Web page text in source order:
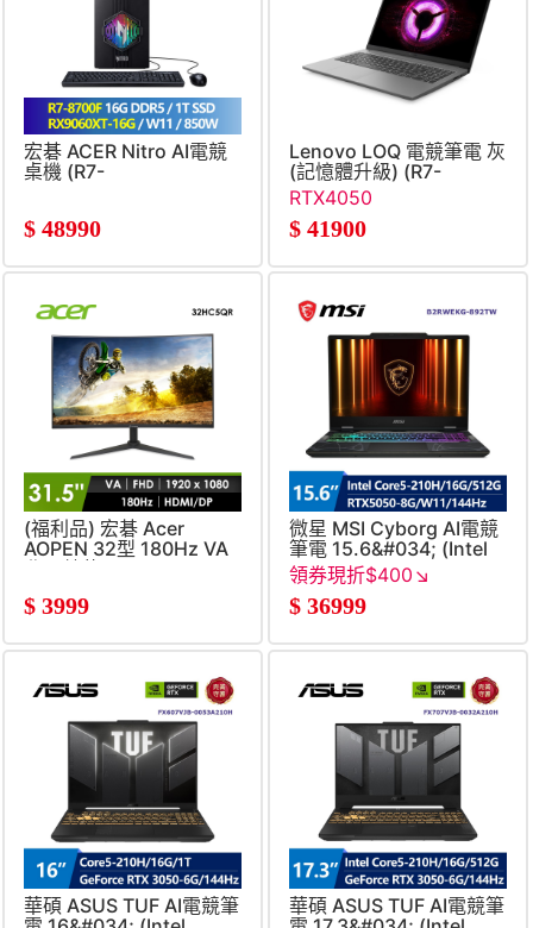
宏碁 ACER Nitro AI電競
桌機 (R7-
8700F&#47;16G&#47;1T&#47;RX9060XT-
$ 48990
Lenovo LOQ 電競筆電 灰
(記憶體升級) (R7-
RTX4050
$ 41900
(福利品) 宏碁 Acer
AOPEN 32型 180Hz VA
曲面螢幕
(1ms&#47;1920x1080&#47;1500R)
$ 3999
微星 MSI Cyborg AI電競
筆電 15.6&#034; (Intel
Core5-
8G&#47;W11)
領券現折$400↘
$ 36999
華碩 ASUS TUF AI電競筆
華碩 ASUS TUF AI電競筆